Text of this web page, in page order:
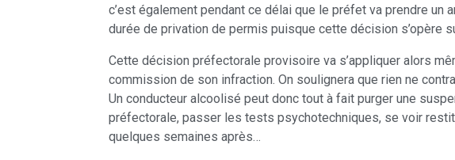
c’est également pendant ce délai que le préfet va prendre un
durée de privation de permis puisque cette décision s’opère
Cette décision préfectorale provisoire va s’appliquer alors
commission de son infraction. On soulignera que rien ne
Un conducteur alcoolisé peut donc tout à fait purger une
préfectorale, passer les tests psychotechniques, se voir
quelques semaines après…